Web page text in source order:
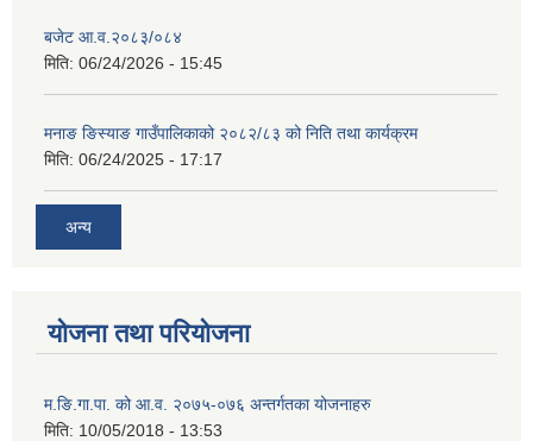
बजेट आ.व.२०८३/०८४
मिति: 06/24/2026 - 15:45
मनाङ ङिस्याङ गाउँपालिकाको २०८२/८३ को निति तथा कार्यक्रम
मिति: 06/24/2025 - 17:17
अन्य
योजना तथा परियोजना
म.ङि.गा.पा. को आ.व. २०७५-०७६ अन्तर्गतका योजनाहरु
मिति: 10/05/2018 - 13:53